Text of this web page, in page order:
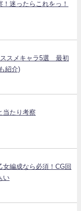
迷ったらこれをっ！
ススメキャラ5選 最初
紹介)
当たり考察
編成なら必須！CG回
い